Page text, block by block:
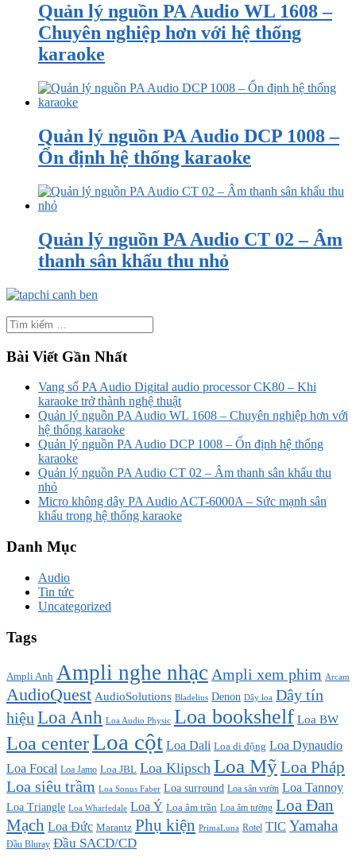
Quản lý nguồn PA Audio WL 1608 –
Chuyên nghiệp hơn với hệ thống
karaoke
Quản lý nguồn PA Audio DCP 1008 –
Ổn định hệ thống karaoke
Quản lý nguồn PA Audio CT 02 – Âm
thanh sân khấu thu nhỏ
Bài Viết Gần Nhất
Vang số PA Audio Digital audio processor CK80 – Khi
karaoke trở thành nghệ thuật
Quản lý nguồn PA Audio WL 1608 – Chuyên nghiệp hơn với
hệ thống karaoke
Quản lý nguồn PA Audio DCP 1008 – Ổn định hệ thống
karaoke
Quản lý nguồn PA Audio CT 02 – Âm thanh sân khấu thu
nhỏ
Micro không dây PA Audio ACT-6000A – Sức mạnh sân
khấu trong hệ thống karaoke
Danh Mục
Audio
Tin tức
Uncategorized
Tags
Ampli Anh Ampli nghe nhạc Ampli xem phim Arcam
AudioQuest AudioSolutions Bladelius Denon Dây loa Dây tín
hiệu Loa Anh Loa Audio Physic Loa bookshelf Loa BW
Loa centerLoa cột Loa Dali Loa di động Loa Dynaudio
Loa Focal Loa Jamo Loa JBL Loa Klipsch Loa MỹLoa Pháp
Loa siêu trầm Loa Sonus Faber Loa surround Loa sân vườn Loa Tannoy
Loa Triangle Loa Wharfedale Loa Ý Loa âm trần Loa âm tường Loa Đan
Mạch Loa Đức Marantz Phụ kiện PrimaLuna Rotel TIC Yamaha
Đầu Bluray Đầu SACD/CD